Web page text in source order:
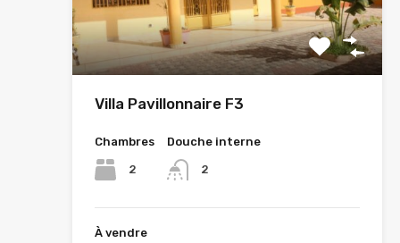
Villa Pavillonnaire F3
Chambres
2
Douche interne
2
À vendre